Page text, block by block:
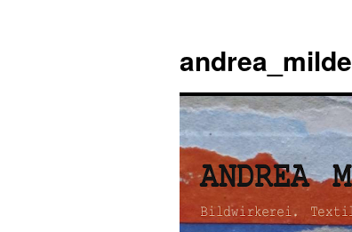
andrea_milde